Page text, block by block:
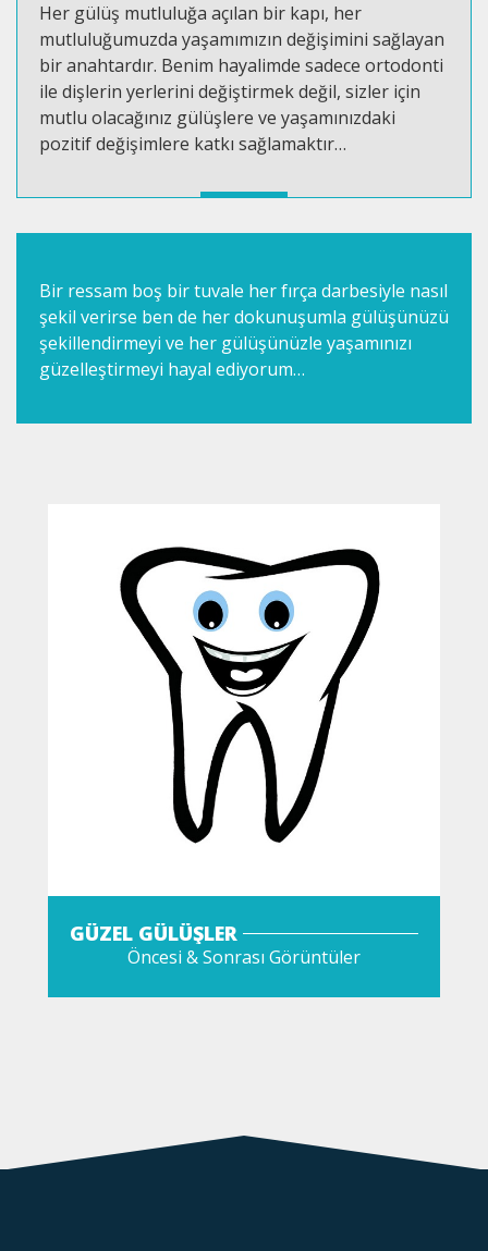
Her gülüş mutluluğa açılan bir kapı, her
mutluluğumuzda yaşamımızın değişimini sağlayan
bir anahtardır. Benim hayalimde sadece ortodonti
ile dişlerin yerlerini değiştirmek değil, sizler için
mutlu olacağınız gülüşlere ve yaşamınızdaki
pozitif değişimlere katkı sağlamaktır…
Bir ressam boş bir tuvale her fırça darbesiyle nasıl
şekil verirse ben de her dokunuşumla gülüşünüzü
şekillendirmeyi ve her gülüşünüzle yaşamınızı
güzelleştirmeyi hayal ediyorum…
GÜZEL GÜLÜŞLER
Öncesi & Sonrası Görüntüler